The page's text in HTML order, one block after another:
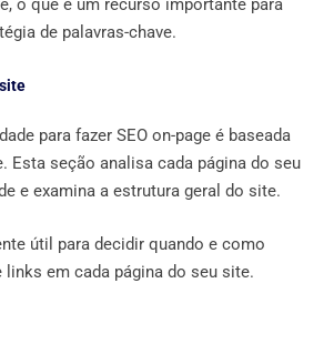
o que é um recurso importante para
de palavras-chave.
para fazer SEO on-page é baseada
Esta seção analisa cada página do seu
e examina a estrutura geral do site.
útil para decidir quando e como
em cada página do seu site.